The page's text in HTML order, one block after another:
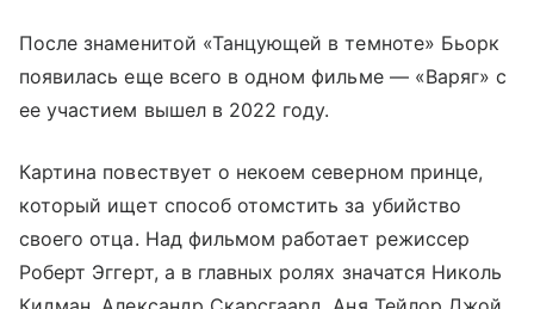
После знаменитой «Танцующей в темноте» Бьорк
появилась еще всего в одном фильме — «Варяг» с
ее участием вышел в 2022 году.
Картина повествует о некоем северном принце,
который ищет способ отомстить за убийство
своего отца. Над фильмом работает режиссер
Роберт Эггерт, а в главных ролях значатся Николь